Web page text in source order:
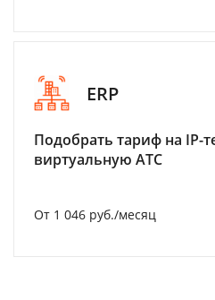
ERP
Подобрать тариф на IP-
виртуальную АТС
От 1 046 руб./месяц